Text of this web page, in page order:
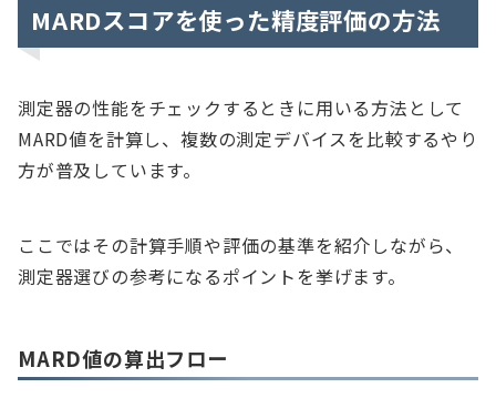
MARDスコアを使った精度評価の方法
測定器の性能をチェックするときに用いる方法として
MARD値を計算し、複数の測定デバイスを比較するやり
方が普及しています。
ここではその計算手順や評価の基準を紹介しながら、
測定器選びの参考になるポイントを挙げます。
MARD値の算出フロー